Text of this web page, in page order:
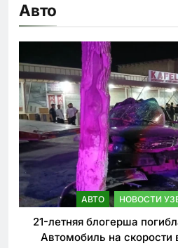
Авто
АВТО НОВОСТИ
21-летняя блогерша
Автомобиль на скорости